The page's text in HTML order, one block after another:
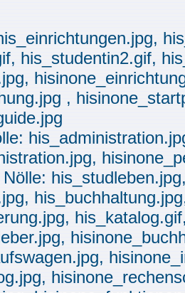
his_studentin2.gif,
,